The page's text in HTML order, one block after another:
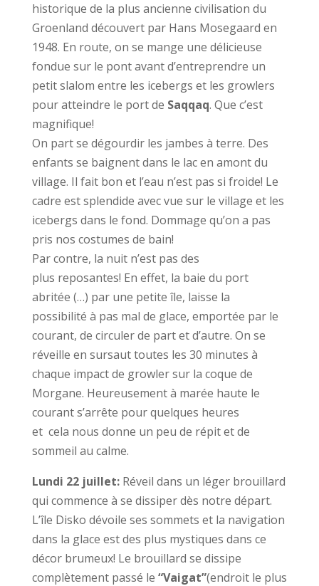
historique de la plus ancienne civilisation du
Groenland découvert par Hans Mosegaard en
1948. En route, on se mange une délicieuse
fondue sur le pont avant d’entreprendre un
petit slalom entre les icebergs et les growlers
pour atteindre le port de Saqqaq. Que c’est
magnifique!
On part se dégourdir les jambes à terre. Des
enfants se baignent dans le lac en amont du
village. Il fait bon et l’eau n’est pas si froide! Le
cadre est splendide avec vue sur le village et les
icebergs dans le fond. Dommage qu’on a pas
pris nos costumes de bain!
Par contre, la nuit n’est pas des
plus reposantes! En effet, la baie du port
abritée (…) par une petite île, laisse la
possibilité à pas mal de glace, emportée par le
courant, de circuler de part et d’autre. On se
réveille en sursaut toutes les 30 minutes à
chaque impact de growler sur la coque de
Morgane. Heureusement à marée haute le
courant s’arrête pour quelques heures
et cela nous donne un peu de répit et de
sommeil au calme.
Lundi 22 juillet: Réveil dans un léger brouillard
qui commence à se dissiper dès notre départ.
L’île Disko dévoile ses sommets et la navigation
dans la glace est des plus mystiques dans ce
décor brumeux! Le brouillard se dissipe
complètement passé le “Vaigat”(endroit le plus